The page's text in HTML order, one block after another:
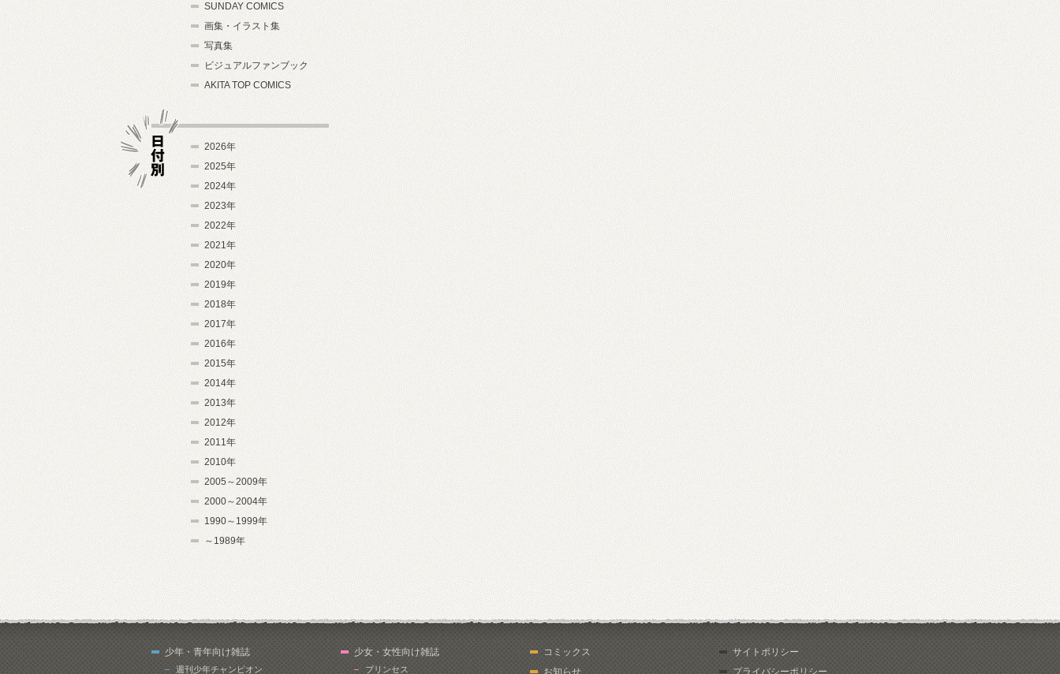
SUNDAY COMICS
画集・イラスト集
写真集
ビジュアルファンブック
AKITA TOP COMICS
2026年
2025年
2024年
2023年
2022年
2021年
2020年
2019年
2018年
2017年
2016年
2015年
2014年
2013年
2012年
2011年
2010年
2005～2009年
2000～2004年
1990～1999年
～1989年
少年・青年向け雑誌
週刊少年チャンピオン
少女・女性向け雑誌
プリンセス
コミックス
お知らせ
サイトポリシー
プライバシーポリシー